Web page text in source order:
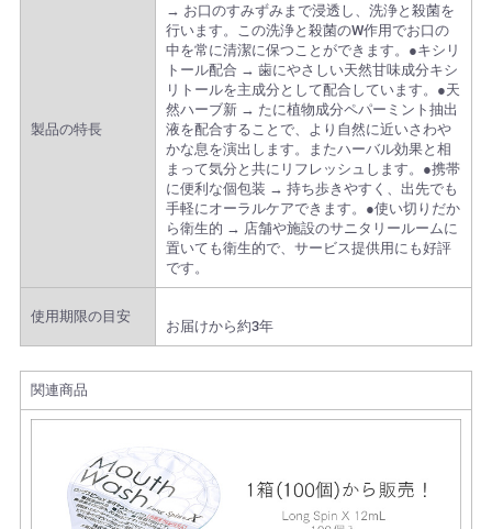
製品の特長
→ お口のすみずみまで浸透し、洗浄と殺菌を
行います。この洗浄と殺菌のW作用でお口の
中を常に清潔に保つことができます。●キシリ
トール配合 → 歯にやさしい天然甘味成分キシ
リトールを主成分として配合しています。●天
然ハーブ新 → たに植物成分ペパーミント抽出
液を配合することで、より自然に近いさわや
かな息を演出します。またハーバル効果と相
まって気分と共にリフレッシュします。●携帯
に便利な個包装 → 持ち歩きやすく、出先でも
手軽にオーラルケアできます。●使い切りだか
ら衛生的 → 店舗や施設のサニタリールームに
置いても衛生的で、サービス提供用にも好評
です。
使用期限の目安
お届けから約3年
関連商品